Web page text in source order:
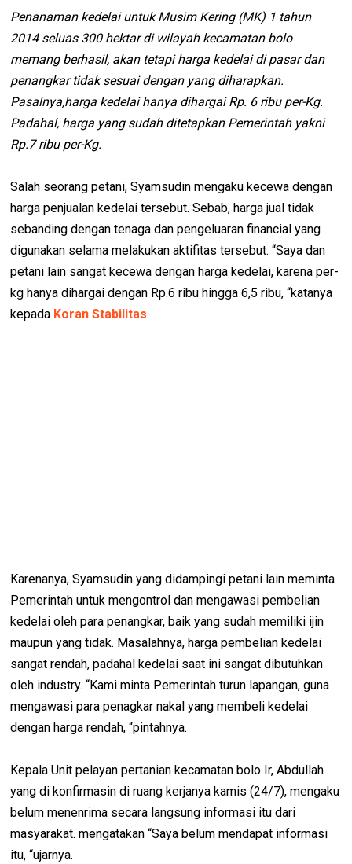
Penanaman kedelai untuk Musim Kering (MK) 1 tahun
2014 seluas 300 hektar di wilayah kecamatan bolo
memang berhasil, akan tetapi harga kedelai di pasar dan
penangkar tidak sesuai dengan yang diharapkan.
Pasalnya,harga kedelai hanya dihargai Rp. 6 ribu per-Kg.
Padahal, harga yang sudah ditetapkan Pemerintah yakni
Rp.7 ribu per-Kg.
Salah seorang petani, Syamsudin mengaku kecewa dengan
harga penjualan kedelai tersebut. Sebab, harga jual tidak
sebanding dengan tenaga dan pengeluaran financial yang
digunakan selama melakukan aktifitas tersebut. “Saya dan
petani lain sangat kecewa dengan harga kedelai, karena per-
kg hanya dihargai dengan Rp.6 ribu hingga 6,5 ribu, “katanya
kepada Koran Stabilitas.
Karenanya, Syamsudin yang didampingi petani lain meminta
Pemerintah untuk mengontrol dan mengawasi pembelian
kedelai oleh para penangkar, baik yang sudah memiliki ijin
maupun yang tidak. Masalahnya, harga pembelian kedelai
sangat rendah, padahal kedelai saat ini sangat dibutuhkan
oleh industry. “Kami minta Pemerintah turun lapangan, guna
mengawasi para penagkar nakal yang membeli kedelai
dengan harga rendah, “pintahnya.
Kepala Unit pelayan pertanian kecamatan bolo Ir, Abdullah
yang di konfirmasin di ruang kerjanya kamis (24/7), mengaku
belum menenrima secara langsung informasi itu dari
masyarakat. mengatakan “Saya belum mendapat informasi
itu, “ujarnya.